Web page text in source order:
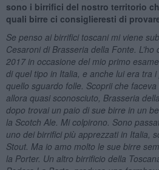
sono i birrifici del nostro territorio
quali birre ci consiglieresti di
Se penso ai birrifici toscani mi viene
Cesaroni di Brasseria della Fonte.
2017 in occasione del mio primo
di quel tipo in Italia, e anche lui era tra
quello sguardo folle. Scoprii che
allora quasi sconosciuto, Brasseria
dopo trovai un paio di sue birre in un
la Scotch Ale. Mi colpirono. Sono
uno dei birrifici più apprezzati in Italia,
Stout. Ma io amo molto le sue birre
la Porter. Un altro birrificio della